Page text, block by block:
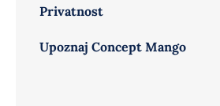
Privatnost
Upoznaj Concept Mango